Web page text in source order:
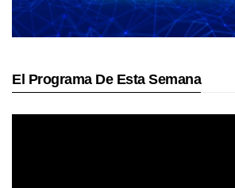
El Programa De Esta Semana